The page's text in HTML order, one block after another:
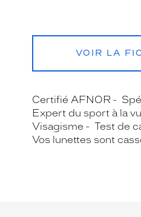
VOIR LA
Certifié AFNOR
Expert du sport à la
Visagisme
Test de
Vos lunettes sont